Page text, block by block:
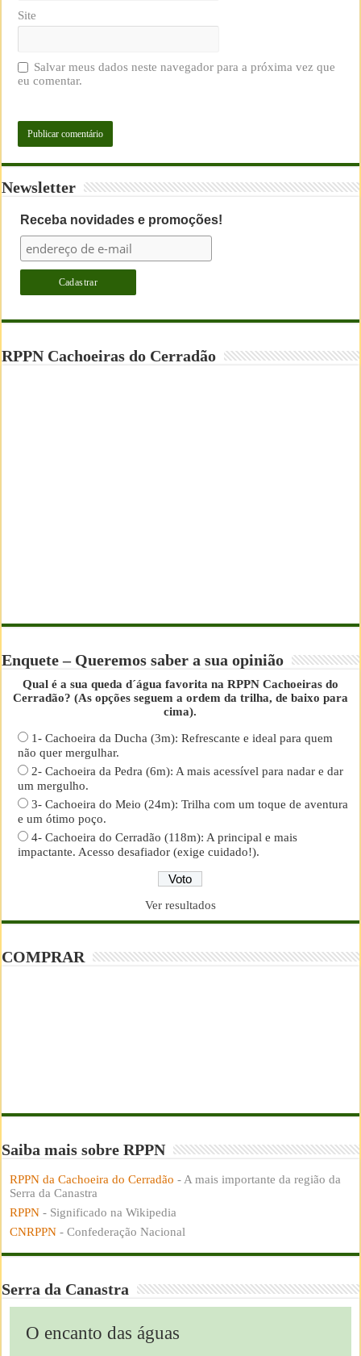
Site
Salvar meus dados neste navegador para a próxima vez que
eu comentar.
Newsletter
Receba novidades e promoções!
RPPN Cachoeiras do Cerradão
Enquete – Queremos saber a sua opinião
Qual é a sua queda d´água favorita na RPPN Cachoeiras do
Cerradão? (As opções seguem a ordem da trilha, de baixo para
cima).
1- Cachoeira da Ducha (3m): Refrescante e ideal para quem
não quer mergulhar.
2- Cachoeira da Pedra (6m): A mais acessível para nadar e dar
um mergulho.
3- Cachoeira do Meio (24m): Trilha com um toque de aventura
e um ótimo poço.
4- Cachoeira do Cerradão (118m): A principal e mais
impactante. Acesso desafiador (exige cuidado!).
Ver resultados
COMPRAR
Saiba mais sobre RPPN
RPPN da Cachoeira do Cerradão - A mais importante da região da
Serra da Canastra
RPPN - Significado na Wikipedia
CNRPPN - Confederação Nacional
Serra da Canastra
O encanto das águas